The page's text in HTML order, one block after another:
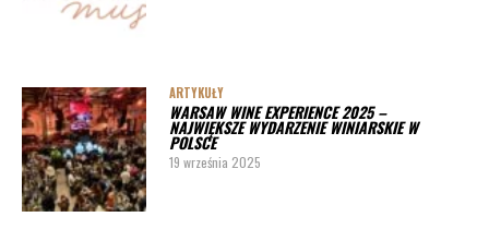
ARTYKUŁY
WARSAW WINE EXPERIENCE 2025 –
NAJWIĘKSZE WYDARZENIE WINIARSKIE W
POLSCE
19 września 2025